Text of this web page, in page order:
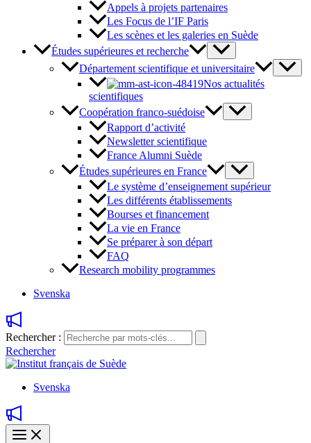
Appels à projets partenaires
Les Focus de l’IF Paris
Les scènes et les galeries en Suède
Études supérieures et recherche
Département scientifique et universitaire
Nos actualités
scientifiques
Coopération franco-suédoise
Rapport d’activité
Newsletter scientifique
France Alumni Suède
Études supérieures en France
Le système d’enseignement supérieur
Les différents établissements
Bourses et financement
La vie en France
Se préparer à son départ
FAQ
Research mobility programmes
Svenska
Rechercher :
Rechercher
Svenska